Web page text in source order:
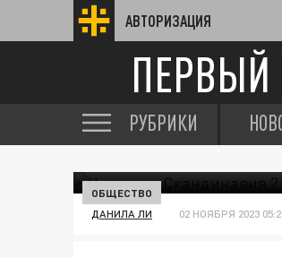
АВТОРИЗАЦИЯ
ПЕРВЫЙ
РУБРИКИ
ОБЩЕСТВО
ДАНИЛА ЛИ 02 НОЯБРЯ 2023